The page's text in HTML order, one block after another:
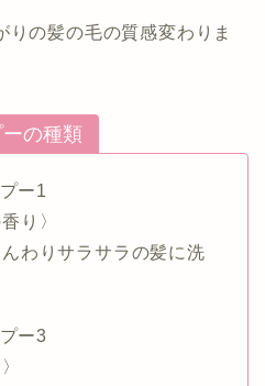
の髪の毛の質感変わりま
の種類
ー1
り〉
わりサラサラの髪に洗
ー3